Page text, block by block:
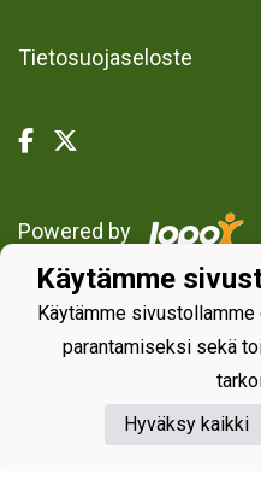
Tietosuojaseloste
Powered by
Käytämme
Käytämme
parantamiseksi sekä
Hyväksy kaikki